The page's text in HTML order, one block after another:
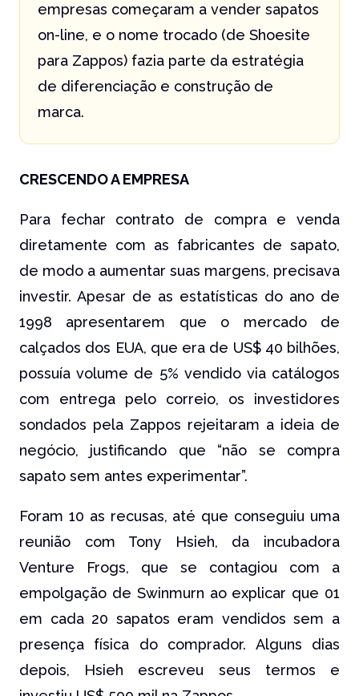
empresas começaram a vender sapatos
on-line, e o nome trocado (de Shoesite
para Zappos) fazia parte da estratégia
de diferenciação e construção de
marca.
CRESCENDO A EMPRESA
Para fechar contrato de compra e venda
diretamente com as fabricantes de sapato,
de modo a aumentar suas margens, precisava
investir. Apesar de as estatísticas do ano de
1998 apresentarem que o mercado de
calçados dos EUA, que era de US$ 40 bilhões,
possuía volume de 5% vendido via catálogos
com entrega pelo correio, os investidores
sondados pela Zappos rejeitaram a ideia de
negócio, justificando que “não se compra
sapato sem antes experimentar”.
Foram 10 as recusas, até que conseguiu uma
reunião com Tony Hsieh, da incubadora
Venture Frogs, que se contagiou com a
empolgação de Swinmurn ao explicar que 01
em cada 20 sapatos eram vendidos sem a
presença física do comprador. Alguns dias
depois, Hsieh escreveu seus termos e